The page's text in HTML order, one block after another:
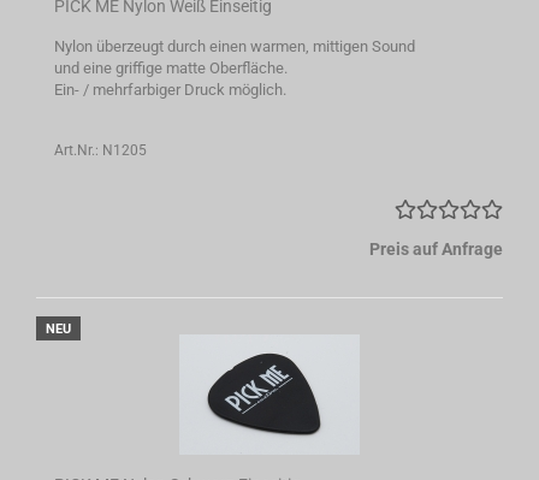
PICK ME Nylon Weiß Einseitig
Nylon überzeugt durch einen warmen, mittigen Sound
und eine griffige matte Oberfläche.
Ein- / mehrfarbiger Druck möglich.
Art.Nr.: N1205
Preis auf Anfrage
NEU